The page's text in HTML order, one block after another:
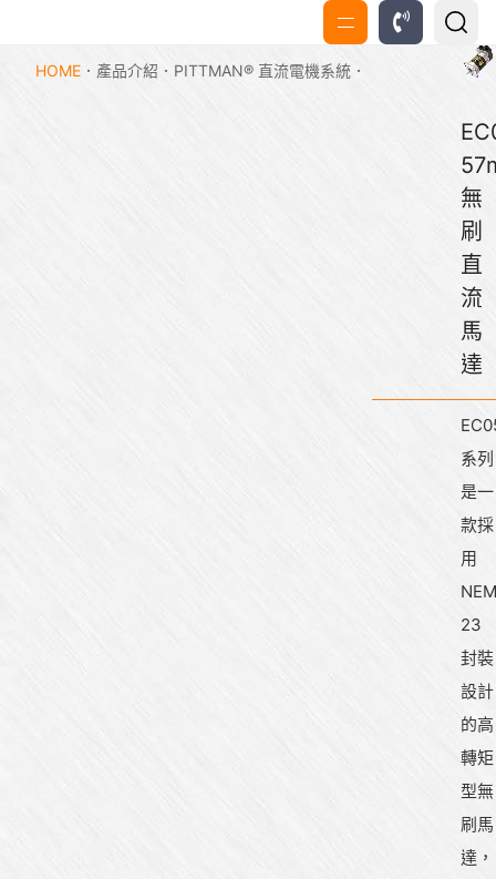
HOME 產品介紹 PITTMAN® 直流電機系統
無
刷
直
流
馬
達
系列
是一
款採
用
23
封裝
設計
的高
轉矩
型無
刷馬
達，